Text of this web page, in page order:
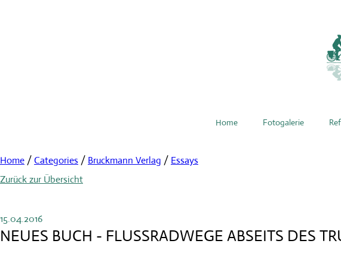
Home Fotogalerie
Home /Categories / Bruckmann Verlag / Essays
Zurück zur Übersicht
15.04.2016
NEUES BUCH - FLUSSRADWEGE ABSEITS DES